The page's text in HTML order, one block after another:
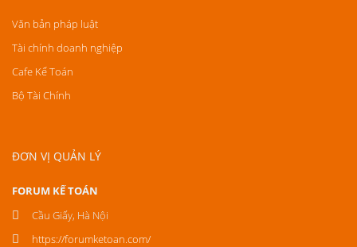
Văn bản pháp luật
Tài chính doanh nghiệp
Cafe Kế Toán
Bộ Tài Chính
ĐƠN VỊ QUẢN LÝ
FORUM KẾ TOÁN
Cầu Giấy, Hà Nội
https://forumketoan.com/